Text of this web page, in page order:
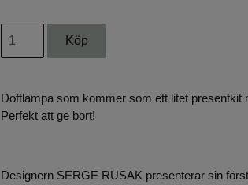
Doftlampa som kommer som ett litet presentkit
Perfekt att ge bort!
Designern SERGE RUSAK presenterar sin